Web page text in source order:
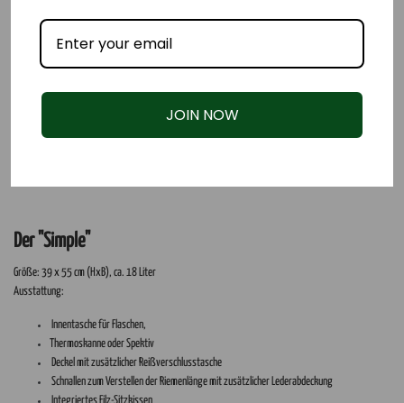
Der "Simple"
Größe: 39 x 55 cm (HxB), ca. 18 Liter
Ausstattung:
Innentasche für Flaschen,
Thermoskanne oder Spektiv
Deckel mit zusätzlicher Reißverschlusstasche
Schnallen zum Verstellen der Riemenlänge mit zusätzlicher Lederabdeckung
JOIN NOW